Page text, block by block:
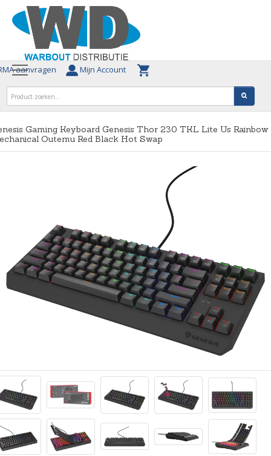
aanvragen Mijn Account
Gaming Keyboard Genesis Thor 230 TKL Lite Us Rainbow
Outemu Red Black Hot Swap